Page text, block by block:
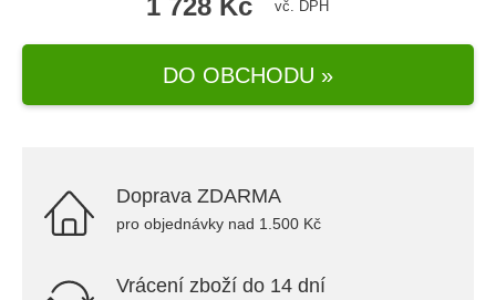
1 728 Kč vč. DPH
DO OBCHODU »
Doprava ZDARMA
pro objednávky nad 1.500 Kč
Vrácení zboží do 14 dní